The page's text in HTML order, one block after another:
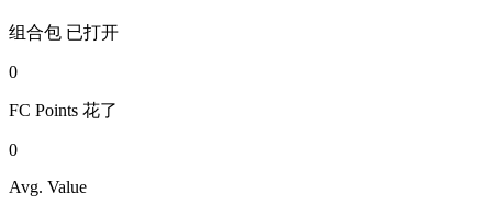
组合包 已打开
0
FC Points 花了
0
Avg. Value